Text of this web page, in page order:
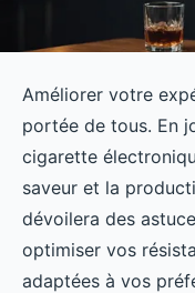
Améliorer votre
portée de tous. En
cigarette
saveur et la
dévoilera des
optimiser vos
adaptées à vos